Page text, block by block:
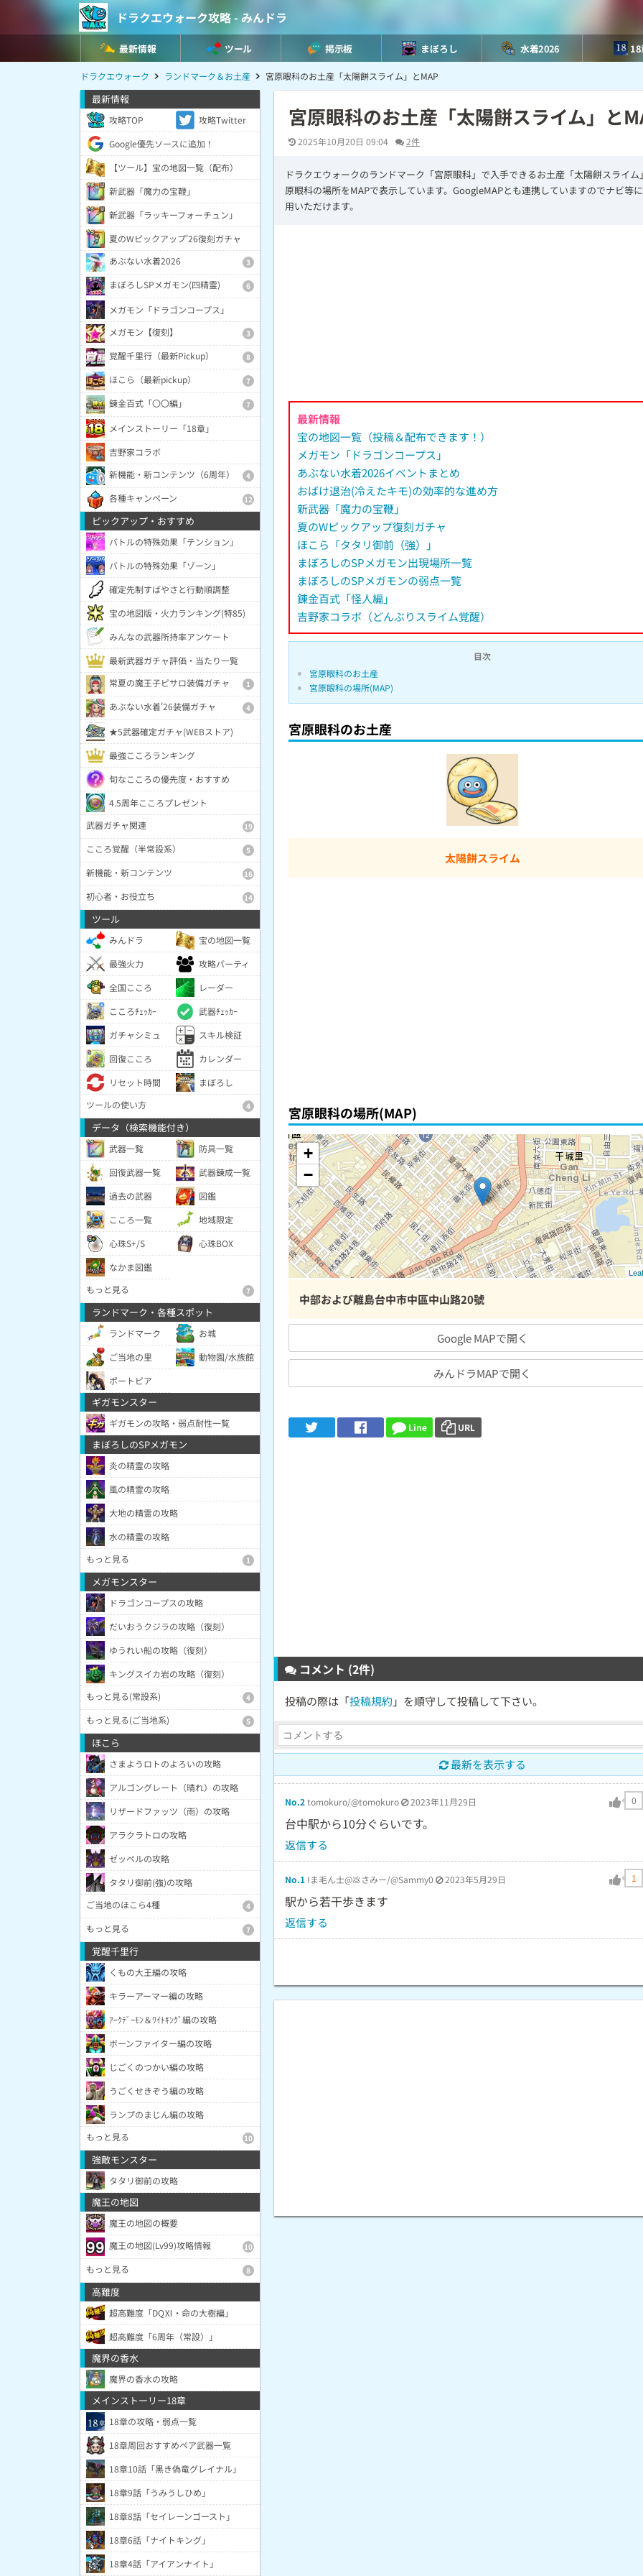
ドラクエウォーク攻略 - みんドラ
最新情報 ツール 掲示板 まぼろし 水着2026 18
ドラクエウォーク ランドマーク＆お土産 宮原眼科のお土産「太陽餅スライム」とMAP
宮原眼科のお土産「太陽餅スライム」と
2025年10月20日 09:04 2件
ドラクエウォークのランドマーク「宮原眼科」で入手できるお土産「太陽餅スライム
原眼科の場所をMAPで表示しています。GoogleMAPとも連携していますのでナビ等
用いただけます。
最新情報
宝の地図一覧（投稿＆配布できます！）
メガモン「ドラゴンコープス」
あぶない水着2026イベントまとめ
おばけ退治(冷えたキモ)の効率的な進め方
新武器「魔力の宝鞭」
夏のWピックアップ復刻ガチャ
ほこら「タタリ御前（強）」
まぼろしのSPメガモン出現場所一覧
まぼろしのSPメガモンの弱点一覧
錬金百式「怪人編」
吉野家コラボ（どんぶりスライム覚醒）
目次
宮原眼科のお土産
宮原眼科の場所(MAP)
宮原眼科のお土産
太陽餅スライム
宮原眼科の場所(MAP)
+
−
中部および離島台中市中區中山路20號
Google MAPで開く
みんドラMAPで開く
Line URL
コメント (2件)
投稿の際は「投稿規約 」を順守して投稿して下さい。
最新を表示する
No.2tomokuro/@tomokuro 2023年11月29日 0
台中駅から10分ぐらいです。
返信する
No.1 Iま毛ん士@💩さみー/@Sammy0 2023年5月29日 1
駅から若干歩きます
返信する
最新情報
攻略TOP
攻略Twitter
Google優先ソースに追加！
【ツール】宝の地図一覧（配布）
新武器「魔力の宝鞭」
新武器「ラッキーフォーチュン」
夏のWピックアップ'26復刻ガチャ
あぶない水着2026
3
まぼろしSPメガモン(四精霊) 6
メガモン「ドラゴンコープス」
メガモン【復刻】
3
覚醒千里行（最新Pickup） 8
ほこら（最新pickup） 7
錬金百式「〇〇編」 7
メインストーリー「18章」
吉野家コラボ
新機能・新コンテンツ（6周年）
4
各種キャンペーン 12
ピックアップ・おすすめ
バトルの特殊効果「テンション」
バトルの特殊効果「ゾーン」
確定先制すばやさと行動順調整
宝の地図版・火力ランキング(特85)
みんなの武器所持率アンケート
最新武器ガチャ評価・当たり一覧
常夏の魔王子ピサロ装備ガチャ
1
あぶない水着'26装備ガチャ 4
★5武器確定ガチャ(WEBストア)
最強こころランキング
旬なこころの優先度・おすすめ
4.5周年こころプレゼント
武器ガチャ関連
19
こころ覚醒（半常設系） 5
新機能・新コンテンツ 16
初心者・お役立ち 14
ツール
みんドラ
宝の地図一覧
最強火力
攻略パーティ
全国こころ
レーダー
こころﾁｪｯｶｰ
武器ﾁｪｯｶｰ
ガチャシミュ
スキル検証
回復こころ
カレンダー
リセット時間
まぼろし
ツールの使い方
4
データ（検索機能付き）
武器一覧
防具一覧
回復武器一覧
武器錬成一覧
過去の武器
図鑑
こころ一覧
地域限定
心珠S+/S
心珠BOX
なかま図鑑
もっと見る
7
ランドマーク・各種スポット
ランドマーク
お城
ご当地の里
動物園/水族館
ポートピア
ギガモンスター
ギガモンの攻略・弱点耐性一覧
まぼろしのSPメガモン
炎の精霊の攻略
風の精霊の攻略
大地の精霊の攻略
水の精霊の攻略
もっと見る
1
メガモンスター
ドラゴンコープスの攻略
だいおうクジラの攻略（復刻）
ゆうれい船の攻略（復刻）
キングスイカ岩の攻略（復刻）
もっと見る(常設系)
4
もっと見る(ご当地系) 5
ほこら
さまようロトのよろいの攻略
アルゴングレート（晴れ）の攻略
リザードファッツ（雨）の攻略
アラクラトロの攻略
ゼッペルの攻略
タタリ御前(強)の攻略
ご当地のほこら4種
4
もっと見る 7
覚醒千里行
くもの大王編の攻略
キラーアーマー編の攻略
ｱｰｸﾃﾞｰﾓﾝ＆ﾜｲﾄｷﾝｸﾞ編の攻略
ボーンファイター編の攻略
じごくのつかい編の攻略
うごくせきぞう編の攻略
ランプのまじん編の攻略
もっと見る
10
強敵モンスター
タタリ御前の攻略
魔王の地図
魔王の地図の概要
魔王の地図(Lv99)攻略情報
10
もっと見る 8
高難度
超高難度「DQⅪ・命の大樹編」
超高難度「6周年（常設）」
魔界の香水
魔界の香水の攻略
メインストーリー18章
18章の攻略・弱点一覧
18章周回おすすめペア武器一覧
18章10話「黒き偽竜グレイナル」
18章9話「うみうしひめ」
18章8話「セイレーンゴースト」
18章6話「ナイトキング」
18章4話「アイアンナイト」